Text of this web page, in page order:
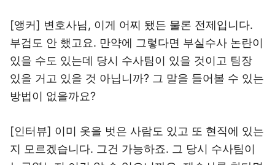
[앵커] 변호사님, 이게 어찌 됐든 물론 전제입니다.
부검도 안 했고요. 만약에 그렇다면 부실수사 논란이
있을 수도 있는데 당시 수사팀이 있을 것이고 팀장
있을 거고 있을 것 아닙니까? 그 말을 들어볼 수 있는
방법이 없을까요?
[인터뷰] 이미 옷을 벗은 사람도 있고 또 현직에 있는
지 모르겠습니다. 그건 가능하죠. 그 당시 수사팀이